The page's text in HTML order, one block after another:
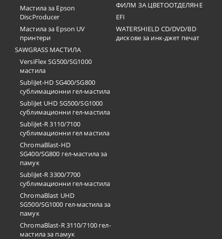
Мастила за Epson
DiscProducer
Мастила за Epson UV
принтери
SAWGRASS МАСТИЛА
VersiFlex SG500/SG1000
мастила
SubliJet-HD SG400/SG800
сублимационни гел-мастила
SubliJet UHD SG500/SG1000
сублимационни гел-мастила
SubliJet-R 3110/7100
сублимационни гел мастила
ChromaBlast-HD
SG400/SG800 гел-мастила за
памук
SubliJet-R 3300/7700
сублимационни гел-мастила
ChromaBlast UHD
SG500/SG1000 гел-мастила за
памук
ChromaBlast-R 3110/7100 гел-
мастила за памук
ФИЛМ ЗА ЦВЕТООТДЕЛЯНЕ
EFI
WATERSHIELD CD/DVD/BD
дискове за инк-джет печат